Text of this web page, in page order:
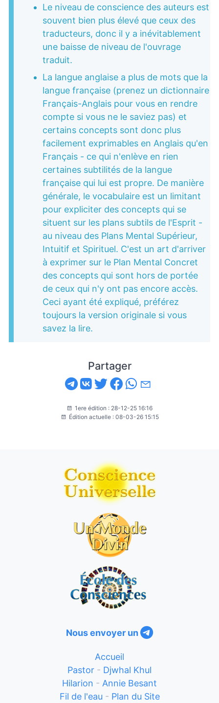
Le niveau de conscience des auteurs est
souvent bien plus élevé que ceux des
traducteurs, donc il y a inévitablement
une baisse de niveau de l'ouvrage
traduit.
La langue anglaise a plus de mots que la
langue française (prenez un dictionnaire
Français-Anglais pour vous en rendre
compte si vous ne le saviez pas) et
certains concepts sont donc plus
facilement exprimables en Anglais qu'en
Français - ce qui n'enlève en rien
certaines subtilités de la langue
française qui lui est propre. De manière
générale, le vocabulaire est un limitant
pour expliciter des concepts qui se
situent sur les plans subtils de l'Esprit -
au niveau des Plans Mental Supérieur,
Intuitif et Spirituel. C'est un art d'arriver
à exprimer sur le Plan Mental Concret
des concepts qui sont hors de portée
de ceux qui n'y ont pas encore accès.
Ceci ayant été expliqué, préférez
toujours la version originale si vous
savez la lire.
Partager
1ere édition : 28-12-25 16:16
Édition actuelle : 08-03-26 15:15
Nous envoyer un
Accueil
Pastor - Djwhal Khul
Hilarion - Annie Besant
Fil de l'eau - Plan du Site